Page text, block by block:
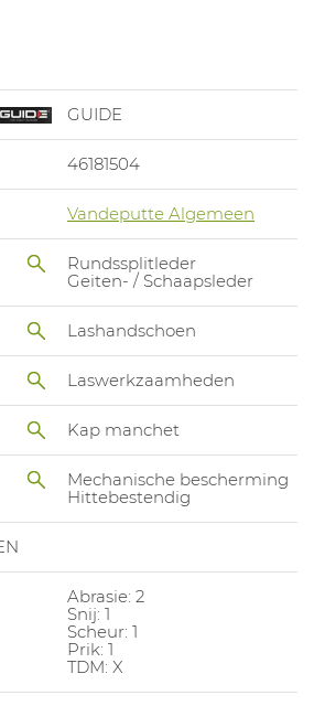
GUIDE
46181504
Vandeputte Algemeen
Rundssplitleder
Geiten- / Schaapsleder
Lashandschoen
Laswerkzaamheden
Kap manchet
Mechanische bescherming
Hittebestendig
Abrasie: 2
Snij: 1
Scheur: 1
Prik: 1
TDM: X